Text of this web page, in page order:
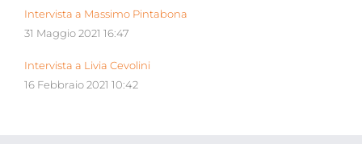
Intervista a Massimo Pintabona
31 Maggio 2021 16:47
Intervista a Livia Cevolini
16 Febbraio 2021 10:42